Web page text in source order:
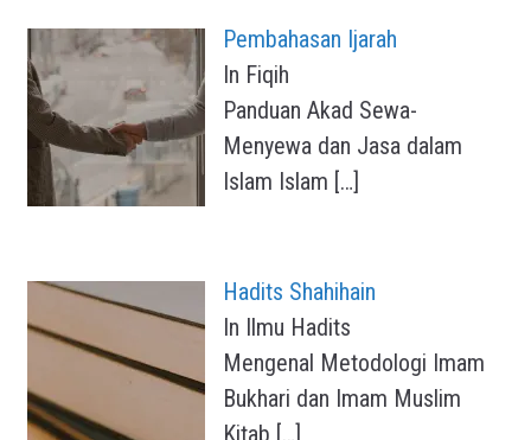
Pembahasan Ijarah
In Fiqih
Panduan Akad Sewa-
Menyewa dan Jasa dalam
Islam Islam […]
Hadits Shahihain
In Ilmu Hadits
Mengenal Metodologi Imam
Bukhari dan Imam Muslim
Kitab […]